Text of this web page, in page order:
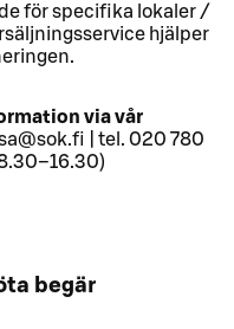
för specifika lokaler /
hjälper
via vår
| tel. 020 780
begär